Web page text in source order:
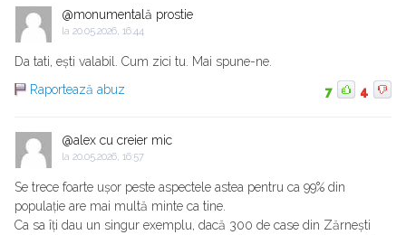
@monumentală prostie
la 20.05.2026, 16:44
Da tati, ești valabil. Cum zici tu. Mai spune-ne.
Raportează abuz
7 4
@alex cu creier mic
la 20.05.2026, 16:57
Se trece foarte ușor peste aspectele astea pentru ca 99% din
populație are mai multă minte ca tine.
Ca sa îți dau un singur exemplu, dacă 300 de case din Zărnești